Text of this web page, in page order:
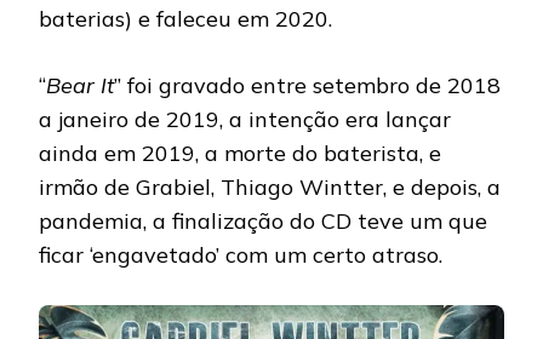
baterias) e faleceu em 2020.
“Bear It” foi gravado entre setembro de 2018
a janeiro de 2019, a intenção era lançar
ainda em 2019, a morte do baterista, e
irmão de Grabiel, Thiago Wintter, e depois, a
pandemia, a finalização do CD teve um que
ficar ‘engavetado’ com um certo atraso.